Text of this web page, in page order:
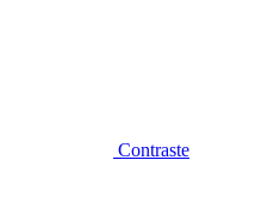
Contraste